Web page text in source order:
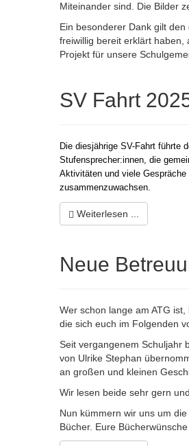
Miteinander sind. Die Bilder
Ein besonderer Dank gilt
freiwillig bereit erklärt haben,
Projekt für unsere
SV Fahrt
Die diesjährige SV-Fahrt führte
Stufensprecher:innen, die
Aktivitäten und viele
zusammenzuwachsen.
Weiterlesen ...
Neue
Wer schon lange am ATG
die sich euch im Folgenden
Seit vergangenem Schuljahr
von Ulrike Stephan
an großen und kleinen
Wir lesen beide sehr gern
Nun kümmern wir uns um
Bücher. Eure